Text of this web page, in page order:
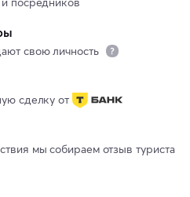
свою личность
сделку от
мы собираем отзыв туриста